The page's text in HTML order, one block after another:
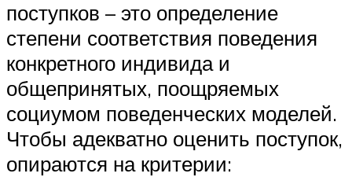
поступков – это определение
степени соответствия поведения
конкретного индивида и
общепринятых, поощряемых
социумом поведенческих моделей.
Чтобы адекватно оценить поступок,
опираются на критерии: